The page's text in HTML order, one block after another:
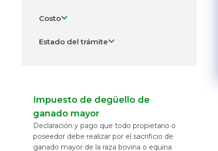
En línea
Parcialmente en línea
Costo
Requieren Pago
Estado del trámite
Impuesto de degüello de
ganado mayor
​Declaración y pago que todo propietario o
poseedor debe realizar por el sacrificio de
ganado mayor de la raza bovina o equina